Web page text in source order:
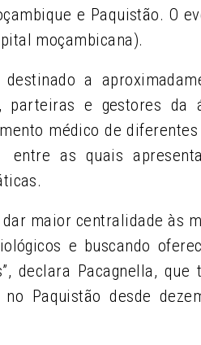
e Paquistão. O
moçambicana).
a
parteiras e gestores da
médico de diferentes
entre as quais
maior centralidade às
e buscando
declara Pacagnella, que
no Paquistão desde